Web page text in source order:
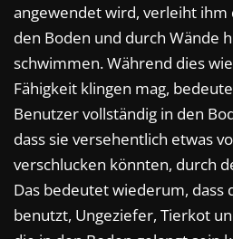
angewendet wird, verleiht ihm
den Boden und durch Wände
schwimmen. Während dies
Fähigkeit klingen mag,
Benutzer vollständig in den
dass sie versehentlich etwas
verschlucken könnten, durch
Das bedeutet wiederum, dass
benutzt, Ungeziefer, Tierkot